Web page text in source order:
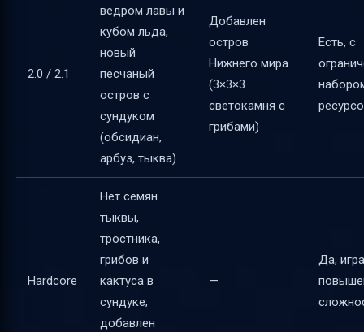
2.0 / 2.1
ведром лавы и
кубом льда,
новый
песчаный
остров с
сундуком
(обсидиан,
арбуз, тыква)
Добавлен
остров
Нижнего мира
(3×3×3
светокамня с
грибами)
Есть, с
Hardcore
Нет семян
тыквы,
тростника,
грибов и
кактуса в
сундуке;
добавлен
—
Да,